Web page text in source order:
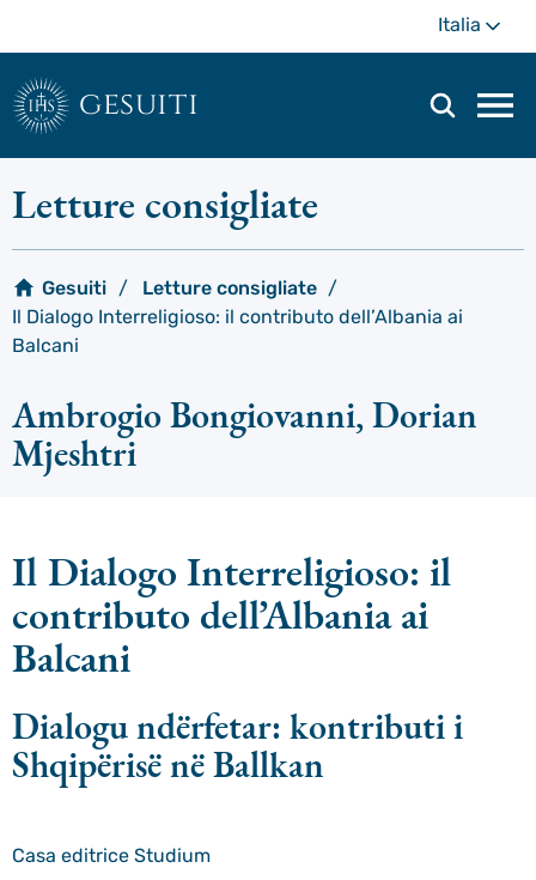
contenuto
principale
Italia
gesuiti
di
Letture consigliate
Gesuiti
Letture consigliate
Il Dialogo Interreligioso: il contributo dell’Albania ai
Balcani
Ambrogio Bongiovanni, Dorian
Mjeshtri
Il Dialogo Interreligioso: il
contributo dell’Albania ai
Balcani
Dialogu ndërfetar: kontributi i
Shqipërisë në Ballkan
Casa editrice Studium